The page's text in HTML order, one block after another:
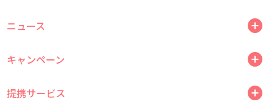
ニュース
キャンペーン
提携サービス